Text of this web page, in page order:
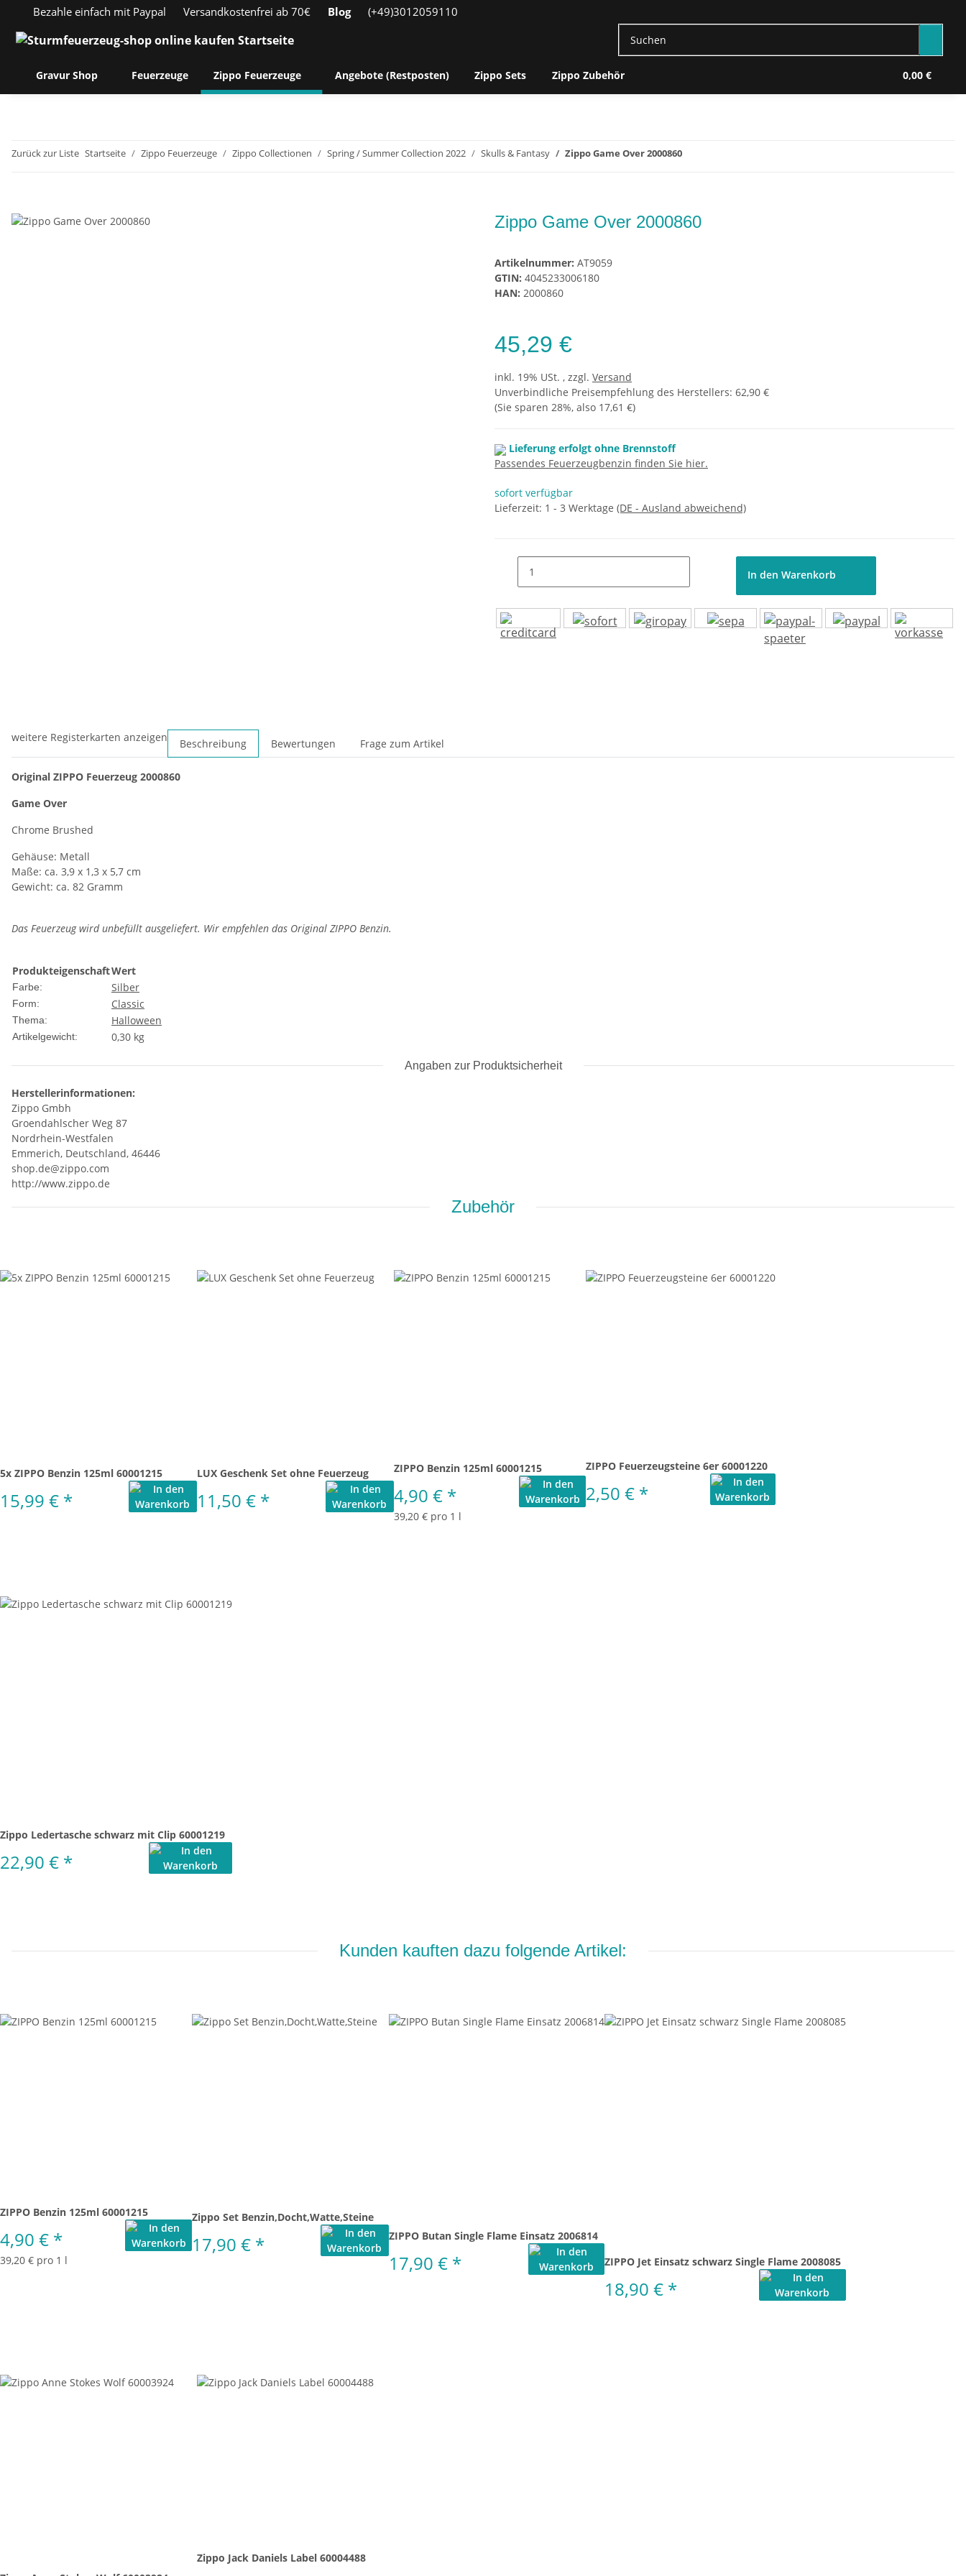
Bezahle einfach mit Paypal Versandkostenfrei ab 70€ Blog (+49)3012059110
Gravur Shop Feuerzeuge Zippo Feuerzeuge Angebote (Restposten) Zippo Sets Zippo Zubehör 0,00 €
Zurück zur Liste Startseite Zippo Feuerzeuge Zippo Collectionen Spring / Summer Collection 2022 Skulls & Fantasy Zippo Game Over 2000860
Zippo Game Over 2000860
Artikelnummer: AT9059
GTIN: 4045233006180
HAN: 2000860
45,29 €
inkl. 19% USt. , zzgl. Versand
Unverbindliche Preisempfehlung des Herstellers: 62,90 €
(Sie sparen 28%, also 17,61 €)
Lieferung erfolgt ohne Brennstoff
Passendes Feuerzeugbenzin finden Sie hier.
sofort verfügbar
Lieferzeit: 1 - 3 Werktage (DE - Ausland abweichend)
In den Warenkorb
weitere Registerkarten anzeigen Beschreibung Bewertungen Frage zum Artikel
Original ZIPPO Feuerzeug 2000860
Game Over
Chrome Brushed
Gehäuse: Metall
Maße: ca. 3,9 x 1,3 x 5,7 cm
Gewicht: ca. 82 Gramm
Das Feuerzeug wird unbefüllt ausgeliefert. Wir empfehlen das Original ZIPPO Benzin.
ProdukteigenschaftWert
Farbe: Silber
Form: Classic
Thema: Halloween
Artikelgewicht: 0,30 kg
Angaben zur Produktsicherheit
Herstellerinformationen:
Zippo Gmbh
Groendahlscher Weg 87
Nordrhein-Westfalen
Emmerich, Deutschland, 46446
shop.de@zippo.com
http://www.zippo.de
Zubehör
5x ZIPPO Benzin 125ml 60001215
15,99 € *
LUX Geschenk Set ohne Feuerzeug
11,50 € *
ZIPPO Benzin 125ml 60001215
4,90 € *
39,20 € pro 1 l
ZIPPO Feuerzeugsteine 6er 60001220
2,50 € *
Zippo Ledertasche schwarz mit Clip 60001219
22,90 € *
Kunden kauften dazu folgende Artikel:
ZIPPO Benzin 125ml 60001215
4,90 € *
39,20 € pro 1 l
Zippo Set Benzin,Docht,Watte,Steine
17,90 € * ZIPPO Butan Single Flame Einsatz 2006814
17,90 € * ZIPPO Jet Einsatz schwarz Single Flame 2008085
18,90 € *
Zippo Jack Daniels Label 60004488